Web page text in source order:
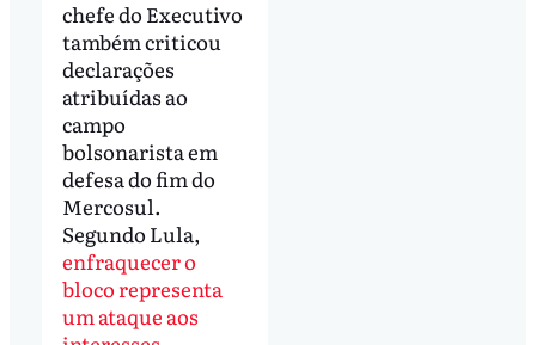
chefe do Executivo
também criticou
declarações
atribuídas ao
campo
bolsonarista em
defesa do fim do
Mercosul.
Segundo Lula,
enfraquecer o
bloco representa
um ataque aos